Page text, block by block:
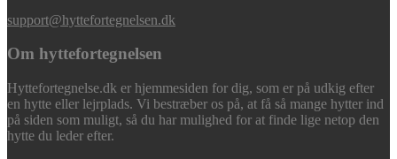
support@hyttefortegnelsen.dk
Om hyttefortegnelsen
Hyttefortegnelse.dk er hjemmesiden for dig, som er på udkig efter
en hytte eller lejrplads. Vi bestræber os på, at få så mange hytter ind
på siden som muligt, så du har mulighed for at finde lige netop den
hytte du leder efter.